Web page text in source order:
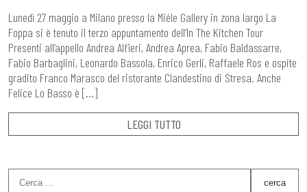
Lunedì 27 maggio a Milano presso la Miéle Gallery in zona largo La
Foppa si è tenuto il terzo appuntamento dell’In The Kitchen Tour
Presenti all’appello Andrea Alfieri, Andrea Aprea, Fabio Baldassarre,
Fabio Barbaglini, Leonardo Bassola, Enrico Gerli, Raffaele Ros e ospite
gradito Franco Marasco del ristorante Clandestino di Stresa. Anche
Felice Lo Basso è […]
LEGGI TUTTO